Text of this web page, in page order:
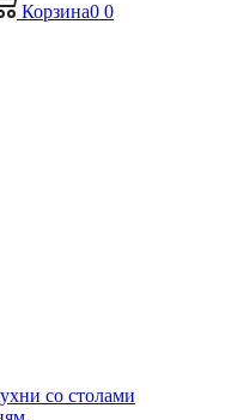
Корзина0 0
со столами